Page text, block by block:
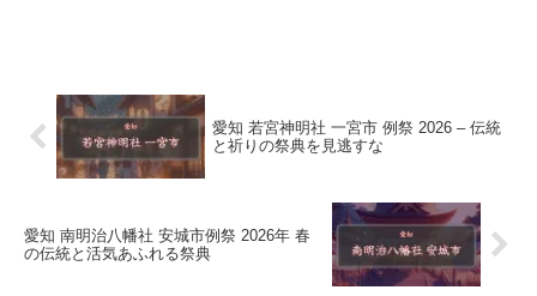
愛知 若宮神明社 一宮市 例祭 2026 – 伝統
と祈りの祭典を見逃すな
愛知 南明治八幡社 安城市例祭 2026年 春
の伝統と活気あふれる祭典